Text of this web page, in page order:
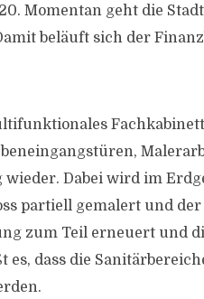
Momentan geht die
beläuft sich der
Dabei wird im
partiell gemalert und
zum Teil erneuert und
es, dass die